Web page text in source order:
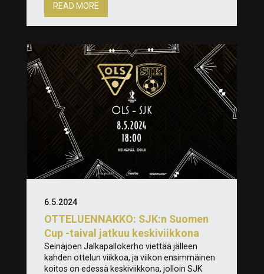
READ MORE
OTTELUENNAKKO: SJK:n Suomen
Cup -taival jatkuu keskiviikkona
6.5.2024
Seinäjoen Jalkapallokerho viettää jälleen
kahden ottelun viikkoa, ja viikon ensimmäinen
koitos on edessä keskiviikkona, jolloin SJK